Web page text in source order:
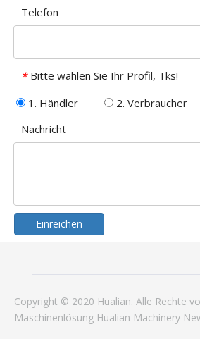
Telefon
* Bitte wählen Sie Ihr Profil, Tks!
1. Händler
2. Verbraucher
Nachricht
Einreichen
Copyright © 2020 Hualian. Alle Rechte
Maschinenlösung Hualian Machinery